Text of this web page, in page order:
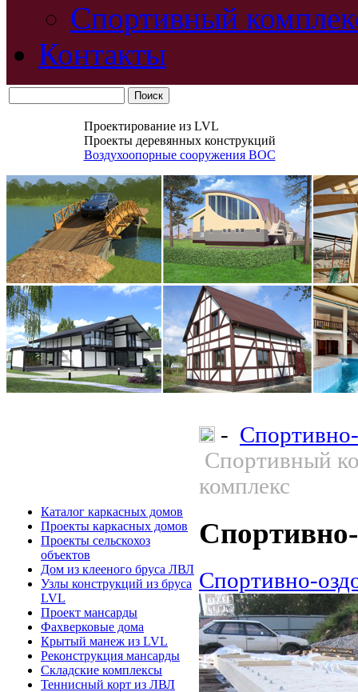
Спортивный
Контакты
Проектирование из LVL
Проекты деревянных конструкций
Воздухоопорные сооружения ВОС
Каталог каркасных домов
Проекты каркасных домов
Проекты сельскохоз
объектов
Дом из клееного бруса ЛВЛ
Узлы конструкций из бруса
LVL
Проект мансарды
Фахверковые дома
Крытый манеж из LVL
Реконструкция мансарды
Складские комплексы
Теннисный корт из ЛВЛ
-
Спортивный
комплекс
Спортивно-